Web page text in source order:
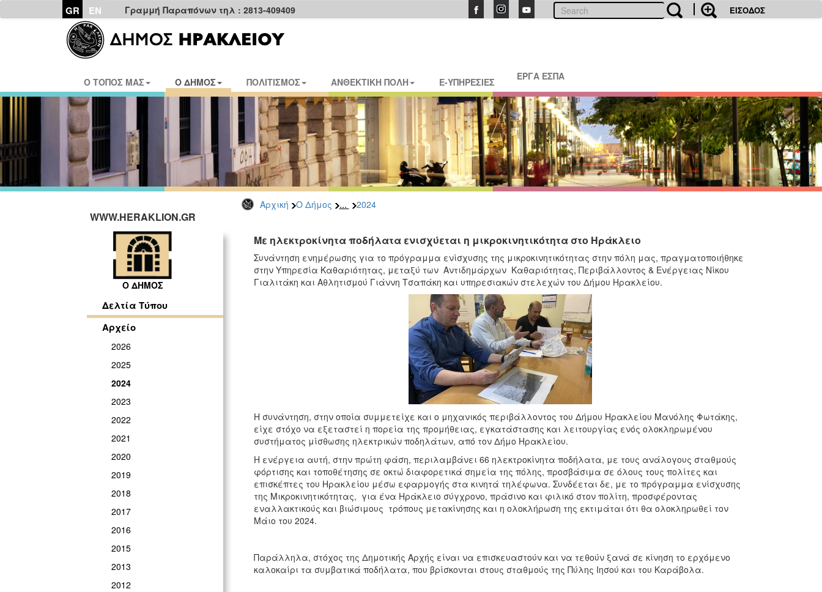
GR EN Γραμμή Παραπόνων τηλ : 2813-409409 ΕΙΣΟΔΟΣ
Ο ΤΟΠΟΣ ΜΑΣ Ο ΔΗΜΟΣ ΠΟΛΙΤΙΣΜΟΣ ΑΝΘΕΚΤΙΚΗ ΠΟΛΗ E-ΥΠΗΡΕΣΙΕΣ ΕΡΓΑ ΕΣΠΑ
Αρχική Ο Δήμος ... 2024
WWW.HERAKLION.GR
Ο ΔΗΜΟΣ
Δελτία Τύπου
Αρχείο
2026
2025
2024
2023
2022
2021
2020
2019
2018
2017
2016
2015
2013
2012
Με ηλεκτροκίνητα ποδήλατα ενισχύεται η μικροκινητικότητα στο Ηράκλειο
Συνάντηση ενημέρωσης για το πρόγραμμα ενίσχυσης της μικροκινητικότητας στην πόλη μας, πραγματοποιήθηκε
στην Υπηρεσία Καθαριότητας, μεταξύ των Αντιδημάρχων Καθαριότητας, Περιβάλλοντος & Ενέργειας Νίκου
Γιαλιτάκη και Αθλητισμού Γιάννη Τσαπάκη και υπηρεσιακών στελεχών του Δήμου Ηρακλείου.
Η συνάντηση, στην οποία συμμετείχε και ο μηχανικός περιβάλλοντος του Δήμου Ηρακλείου Μανόλης Φωτάκης,
είχε στόχο να εξεταστεί η πορεία της προμήθειας, εγκατάστασης και λειτουργίας ενός ολοκληρωμένου
συστήματος μίσθωσης ηλεκτρικών ποδηλάτων, από τον Δήμο Ηρακλείου.
H ενέργεια αυτή, στην πρώτη φάση, περιλαμβάνει 66 ηλεκτροκίνητα ποδήλατα, με τους ανάλογους σταθμούς
φόρτισης και τοποθέτησης σε οκτώ διαφορετικά σημεία της πόλης, προσβάσιμα σε όλους τους πολίτες και
επισκέπτες του Ηρακλείου μέσω εφαρμογής στα κινητά τηλέφωνα. Συνδέεται δε, με το πρόγραμμα ενίσχυσης
της Μικροκινητικότητας, για ένα Ηράκλειο σύγχρονο, πράσινο και φιλικό στον πολίτη, προσφέροντας
εναλλακτικούς και βιώσιμους τρόπους μετακίνησης και η ολοκλήρωση της εκτιμάται ότι θα ολοκληρωθεί τον
Μάιο του 2024.
Παράλληλα, στόχος της Δημοτικής Αρχής είναι να επισκευαστούν και να τεθούν ξανά σε κίνηση το ερχόμενο
καλοκαίρι τα συμβατικά ποδήλατα, που βρίσκονται στους σταθμούς της Πύλης Ιησού και του Καράβολα.